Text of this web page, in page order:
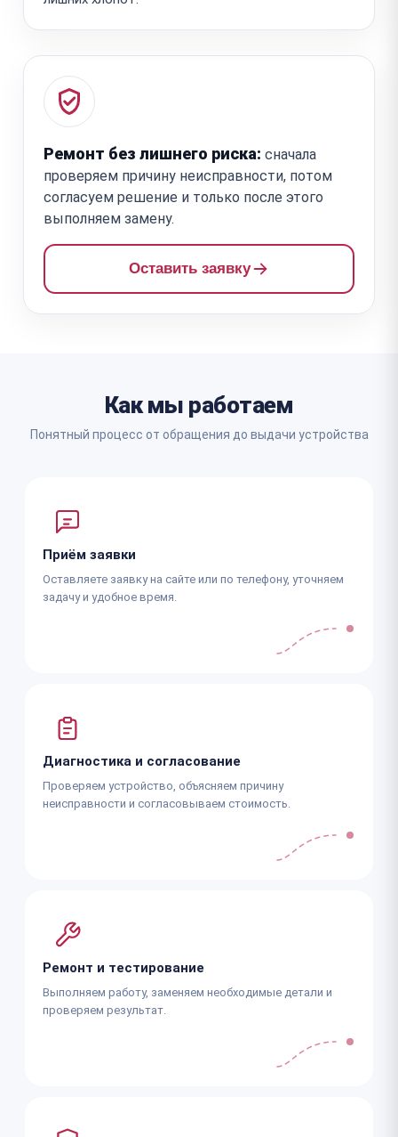
Ремонт без лишнего риска: сначала
проверяем причину неисправности, потом
согласуем решение и только после этого
выполняем замену.
Оставить заявку
Как мы работаем
Понятный процесс от обращения до выдачи устройства
Приём заявки
Оставляете заявку на сайте или по телефону, уточняем
задачу и удобное время.
Диагностика и согласование
Проверяем устройство, объясняем причину
неисправности и согласовываем стоимость.
Ремонт и тестирование
Выполняем работу, заменяем необходимые детали и
проверяем результат.